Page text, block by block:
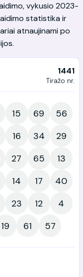
vykusio 2023-
statistika ir
atnaujinami po
1441
Tiražo nr.
15 69
56
16 34
29
27 65
13
14 17
40
23 12
4
19 61 57